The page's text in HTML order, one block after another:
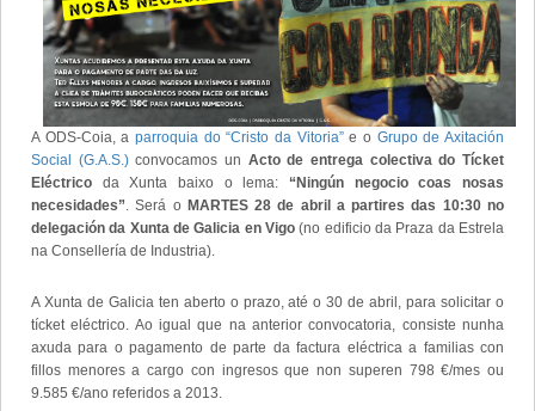
A ODS-Coia, a parroquia do “Cristo da Vitoria”e o Grupo de Axitación
Social (G.A.S.)convocamos un Acto de entrega colectiva do Tícket
Eléctrico da Xunta baixo o lema: “Ningún negocio coas nosas
necesidades”. Será oMARTES 28 de abril a partires das 10:30 no
delegación da Xunta de Galicia en Vigo (no edificio da Praza da Estrela
na Consellería de Industria).
A Xunta de Galicia ten aberto o prazo, até o 30 de abril, para solicitar o
tícket eléctrico. Ao igual que na anterior convocatoria, consiste nunha
axuda para o pagamento de parte da factura eléctrica a familias con
fillos menores a cargo con ingresos que non superen 798 €/mes ou
9.585 €/ano referidos a 2013.